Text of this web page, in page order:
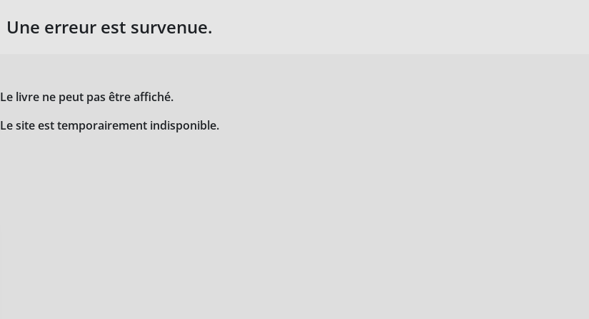
Une erreur est survenue.
Le livre ne peut pas être affiché.
Le site est temporairement indisponible.